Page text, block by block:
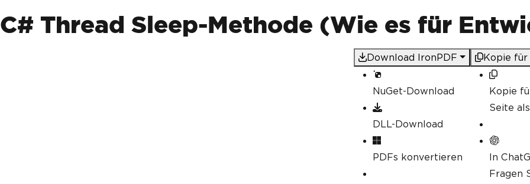
C# Thread Sleep-Methode (Wie es für
Download IronPDF
NuGet-Download
DLL-Download
PDFs konvertieren
Kopie für
Kopie
Seite
In
Fragen